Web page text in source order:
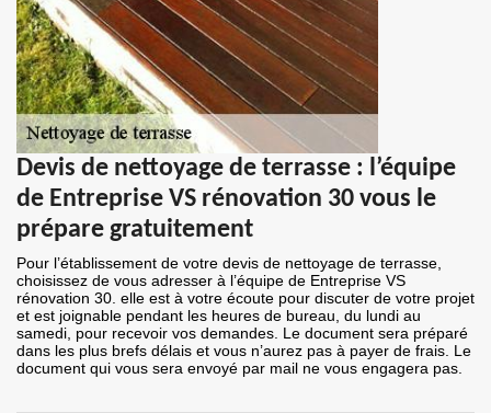
Devis de nettoyage de terrasse : l’équipe
de Entreprise VS rénovation 30 vous le
prépare gratuitement
Pour l’établissement de votre devis de nettoyage de terrasse,
choisissez de vous adresser à l’équipe de Entreprise VS
rénovation 30. elle est à votre écoute pour discuter de votre projet
et est joignable pendant les heures de bureau, du lundi au
samedi, pour recevoir vos demandes. Le document sera préparé
dans les plus brefs délais et vous n’aurez pas à payer de frais. Le
document qui vous sera envoyé par mail ne vous engagera pas.